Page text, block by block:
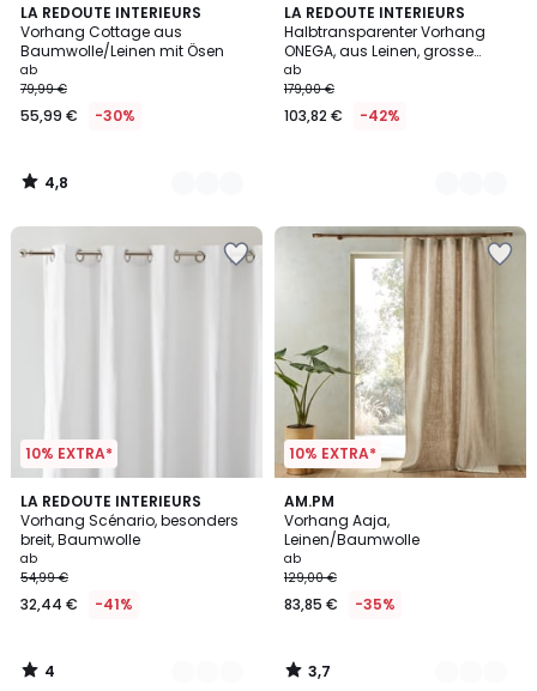
LA REDOUTE INTERIEURS
Vorhang Cottage aus
Baumwolle/Leinen mit Ösen
ab
79,99 €
55,99 € -30%
4,8
/ 5
2
Farben
4,8
/
LA REDOUTE INTERIEURS
Halbtransparenter Vorhang
ONEGA, aus Leinen, grosse
Breite, mit Kräuselborte oder
Wave-Faltung
ab
179,00 €
103,82 € -42%
3
Farben
10% EXTRA*
LA REDOUTE INTERIEURS
Vorhang Scénario, besonders
breit, Baumwolle
ab
54,99 €
32,44 € -41%
4
/
5
4
Farben
4
/
10% EXTRA*
AM.PM
Vorhang Aaja,
Leinen/Baumwolle
ab
129,00 €
83,85 € -35%
3,7
/ 5
3
Farben
3,7
/